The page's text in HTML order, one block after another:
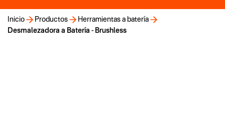
Inicio Productos
Herramientas a batería
Desmalezadora a Batería - Brushless